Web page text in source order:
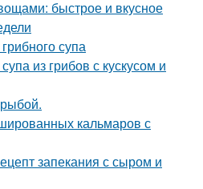
быстрое и вкусное
супа
из грибов с кускусом и
кальмаров с
запекания с сыром и